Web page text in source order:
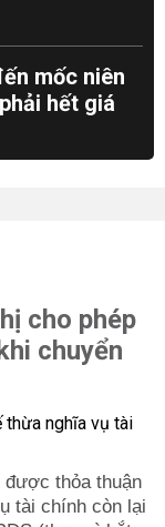
mốc niên
hết giá
cho phép
chuyển
được thỏa thuận
tài chính còn lại